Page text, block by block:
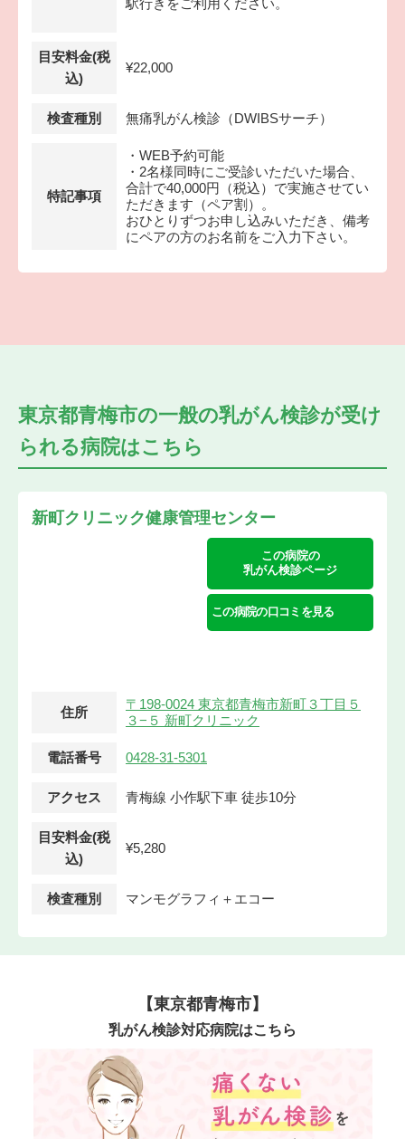
駅行きをご利用ください。
目安料金(税
込)
¥22,000
検査種別 無痛乳がん検診（DWIBSサーチ）
特記事項
・WEB予約可能
・2名様同時にご受診いただいた場合、
合計で40,000円（税込）で実施させてい
ただきます（ペア割）。
おひとりずつお申し込みいただき、備考
にペアの方のお名前をご入力下さい。
東京都青梅市の一般の乳がん検診が受け
られる病院はこちら
新町クリニック健康管理センター
この病院の
乳がん検診ページ
この病院の口コミを見る
住所
〒198-0024 東京都青梅市新町３丁目５
３−５ 新町クリニック
電話番号 0428-31-5301
アクセス 青梅線 小作駅下車 徒歩10分
目安料金(税
込)
¥5,280
検査種別 マンモグラフィ＋エコー
【東京都青梅市】
乳がん検診対応病院はこちら